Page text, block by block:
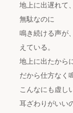
地上に出遅れて
無駄なのに
鳴き続ける声が
えている。
地上に出たから
だから仕方なく
こんなにも虚し
耳ざわりがいい